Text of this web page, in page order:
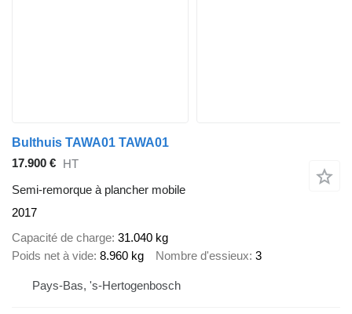
Bulthuis TAWA01 TAWA01
17.900 € HT
Semi-remorque à plancher mobile
2017
Capacité de charge 31.040 kg
Poids net à vide 8.960 kg Nombre d'essieux 3
Pays-Bas, 's-Hertogenbosch